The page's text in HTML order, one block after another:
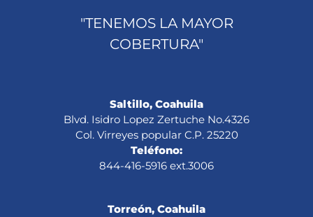
"TENEMOS LA MAYOR
COBERTURA"
Saltillo, Coahuila
Blvd. Isidro Lopez Zertuche No.4326
Col. Virreyes popular C.P. 25220
Teléfono:
844-416-5916 ext.3006
Torreón, Coahuila